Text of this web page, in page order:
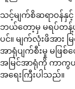
သင့်မျက်စိဆရာဝန်နှင့်
ဘယ်တော့မှ မရပ်တန့်ပ
ပင်။ မျက်လုံးဖိအား
အာရုံပျက်စီးမှု မဖြ
အမြင်အာရုံကို က
အရေးကြီးပါသည်။